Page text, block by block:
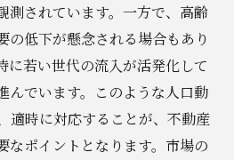
したマーケティング戦略
ュニティとその魅力
を活用したプロモーション
限に活用する方法
測されています。一方で、高齢
の低下が懸念される場合もあり
に若い世代の流入が活発化して
んでいます。このような人口動
適時に対応することが、不動産
なポイントとなります。市場の